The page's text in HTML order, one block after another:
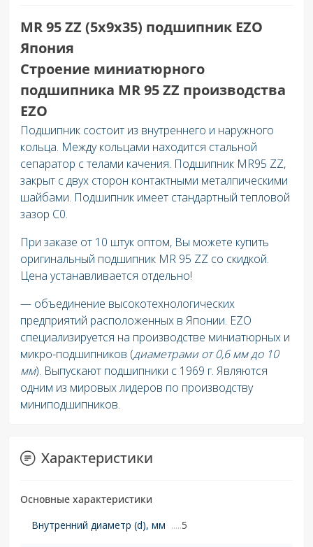
MR 95 ZZ (5х9х35) подшипник EZO
Япония
Строение миниатюрного
подшипника MR 95 ZZ производства
EZO
Подшипник состоит из внутреннего и наружного
кольца. Между кольцами находится стальной
сепаратор с телами качения. Подшипник MR95 ZZ,
закрыт с двух сторон контактными металпическими
шайбами. Подшипник имеет стандартный тепловой
зазор C0.
При заказе от 10 штук оптом, Вы можете купить
оригинальный подшипник MR 95 ZZ со скидкой.
Цена устанавливается отдельно!
— объединение высокотехнологических
предприятий расположенных в Японии. EZO
специализируется на производстве миниатюрных и
микро-подшипников (диаметрами от 0,6 мм до 10
мм). Выпускают подшипники с 1969 г. Являются
одним из мировых лидеров по производству
миниподшипников.
Характеристики
Основные характеристики
Внутренний диаметр (d), мм
5